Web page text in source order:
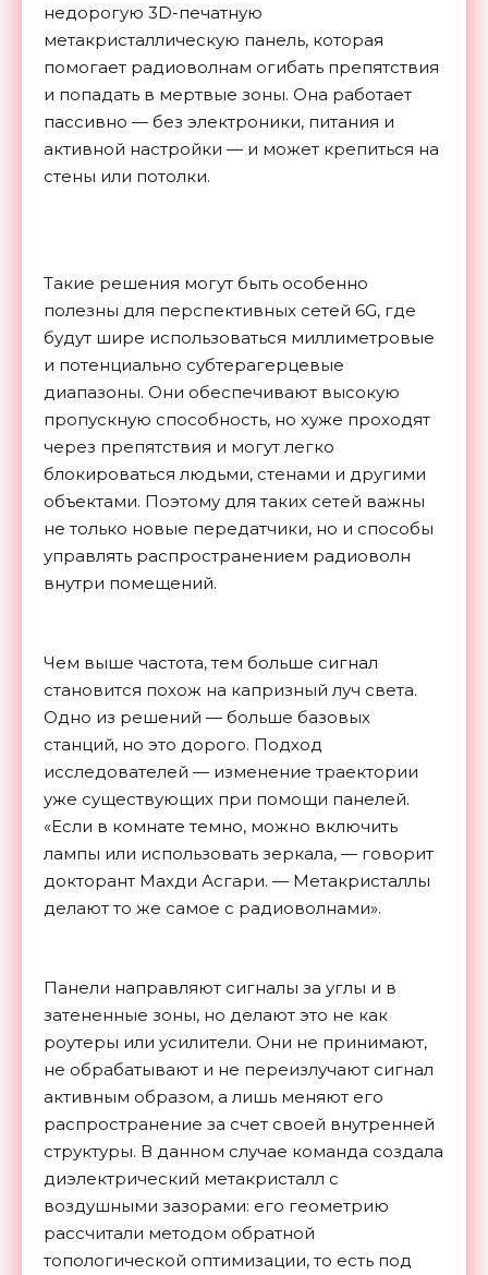
недорогую 3D-печатную
метакристаллическую панель, которая
помогает радиоволнам огибать препятствия
и попадать в мертвые зоны. Она работает
пассивно — без электроники, питания и
активной настройки — и может крепиться на
стены или потолки.
Такие решения могут быть особенно
полезны для перспективных сетей 6G, где
будут шире использоваться миллиметровые
и потенциально субтерагерцевые
диапазоны. Они обеспечивают высокую
пропускную способность, но хуже проходят
через препятствия и могут легко
блокироваться людьми, стенами и другими
объектами. Поэтому для таких сетей важны
не только новые передатчики, но и способы
управлять распространением радиоволн
внутри помещений.
Чем выше частота, тем больше сигнал
становится похож на капризный луч света.
Одно из решений — больше базовых
станций, но это дорого. Подход
исследователей — изменение траектории
уже существующих при помощи панелей.
«Если в комнате темно, можно включить
лампы или использовать зеркала, — говорит
докторант Махди Асгари. — Метакристаллы
делают то же самое с радиоволнами».
Панели направляют сигналы за углы и в
затененные зоны, но делают это не как
роутеры или усилители. Они не принимают,
не обрабатывают и не переизлучают сигнал
активным образом, а лишь меняют его
распространение за счет своей внутренней
структуры. В данном случае команда создала
диэлектрический метакристалл с
воздушными зазорами: его геометрию
рассчитали методом обратной
топологической оптимизации, то есть под